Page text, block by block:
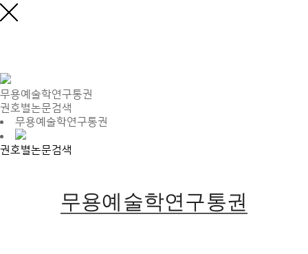
무용예술학연구통권
권호별논문검색
무용예술학연구통권
권호별논문검색
무용예술학연구통권